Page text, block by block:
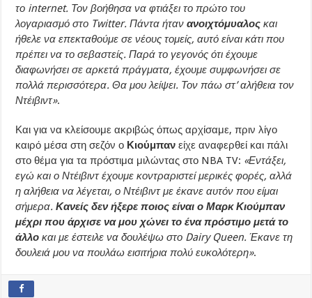
το internet. Τον βοήθησα να φτιάξει το πρώτο του
λογαριασμό στο Twitter. Πάντα ήτανανοιχτόμυαλοςκαι
ήθελε να επεκταθούμε σε νέους τομείς, αυτό είναι κάτι που
πρέπει να το σεβαστείς. Παρά το γεγονός ότι έχουμε
διαφωνήσει σε αρκετά πράγματα, έχουμε συμφωνήσει σε
πολλά περισσότερα. Θα μου λείψει. Τον πάω στ’ αλήθεια τον
Ντέιβιντ».
Και για να κλείσουμε ακριβώς όπως αρχίσαμε, πριν λίγο
καιρό μέσα στη σεζόν ο Κιούμπανείχε αναφερθεί και πάλι
στο θέμα για τα πρόστιμα μιλώντας στο NBA TV: «Εντάξει,
εγώ και ο Ντέιβιντ έχουμε κοντραριστεί μερικές φορές, αλλά
η αλήθεια να λέγεται, ο Ντέιβιντ με έκανε αυτόν που είμαι
σήμερα.Κανείς δεν ήξερε ποιος είναι ο Μαρκ Κιούμπαν
μέχρι που άρχισε να μου χώνει το ένα πρόστιμο μετά το
άλλο και με έστειλε να δουλέψω στο Dairy Queen. Έκανε τη
δουλειά μου να πουλάω εισιτήρια πολύ ευκολότερη».